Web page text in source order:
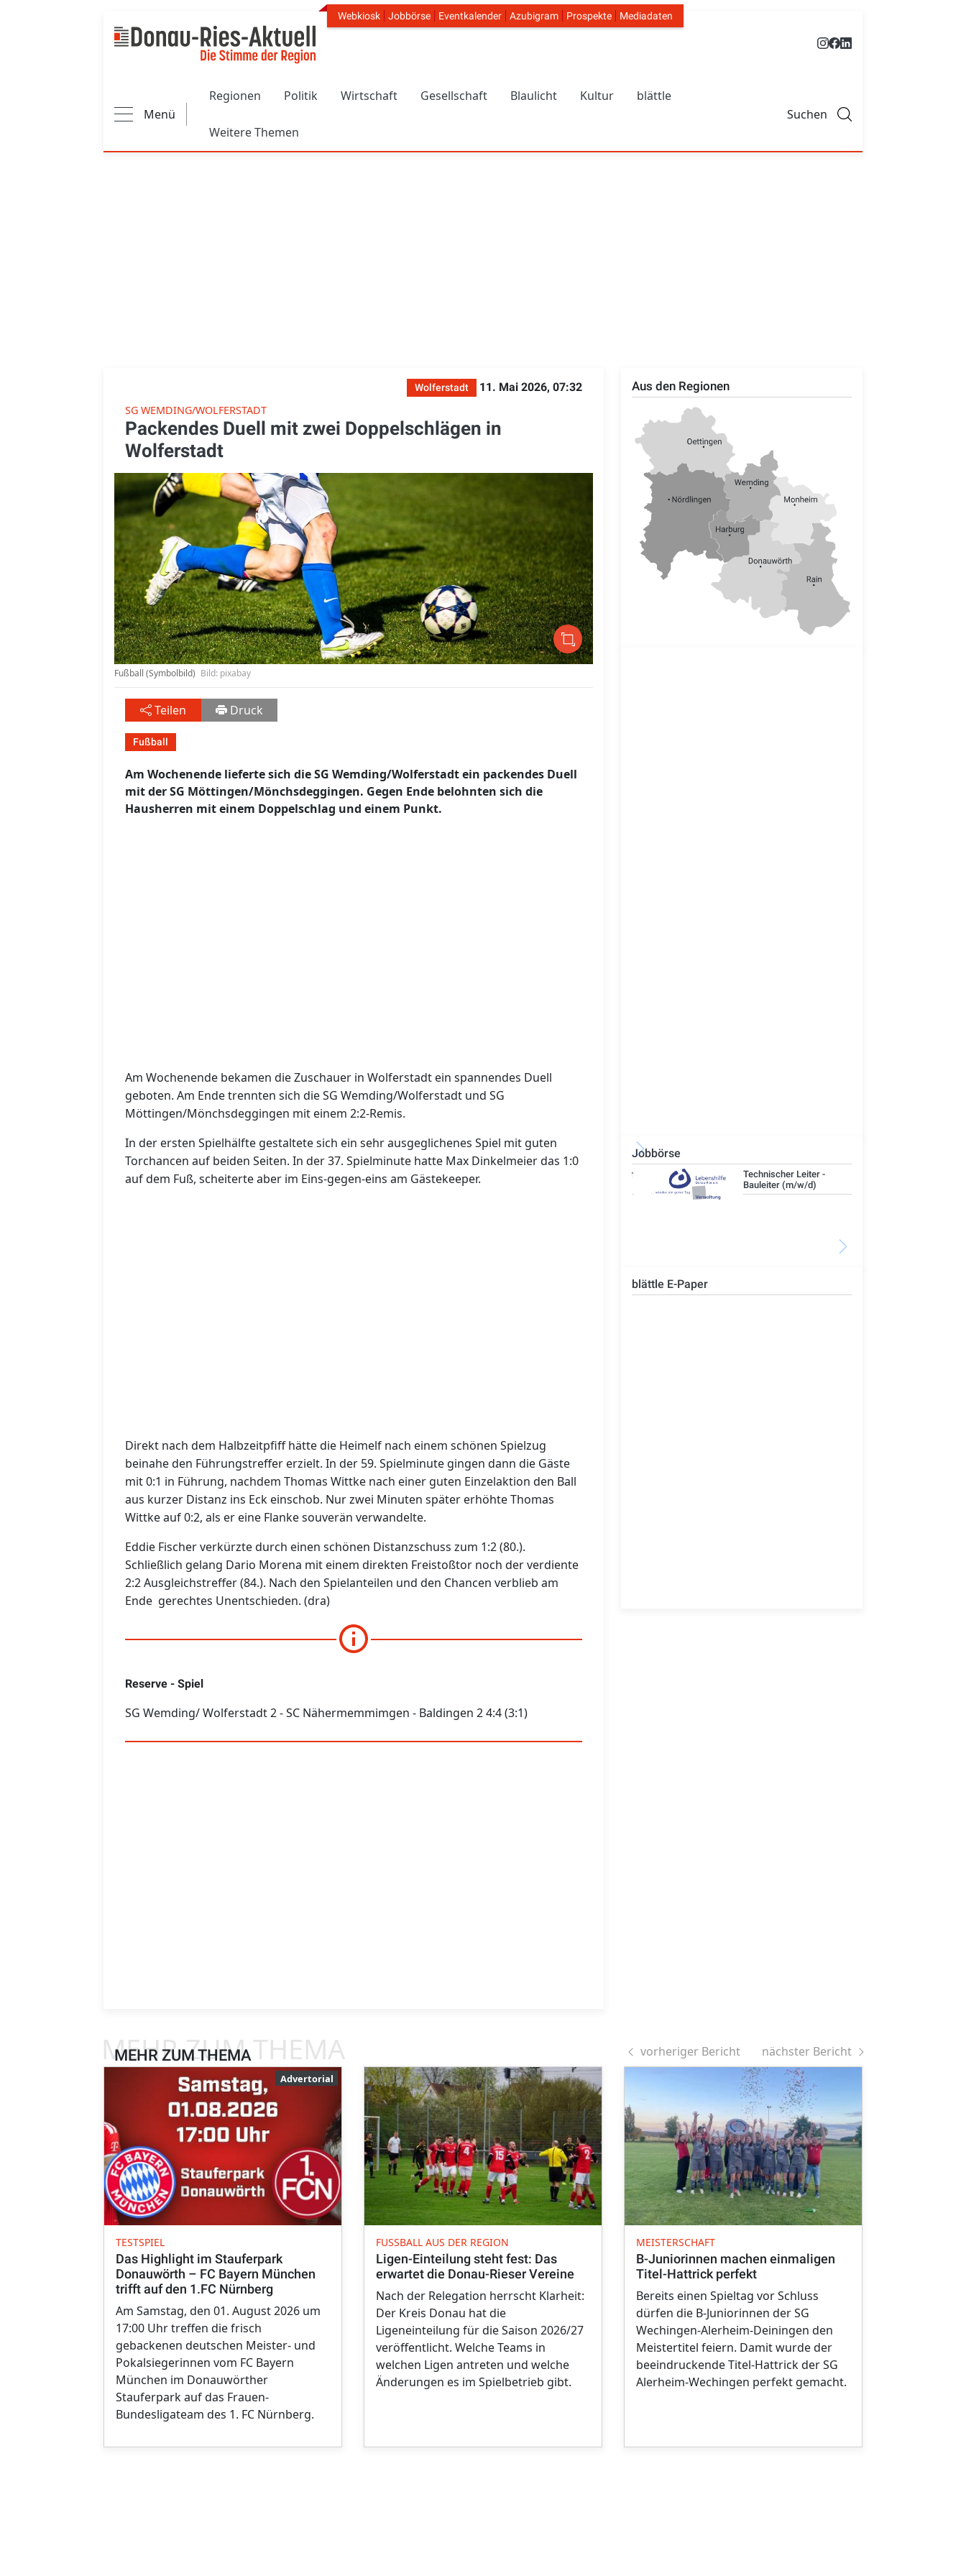
Header Navigation
Webkiosk Jobbörse Eventkalender Azubigram Prospekte Mediadaten
Menü
Regionen Politik Wirtschaft Gesellschaft Blaulicht Kultur blättle
Weitere Themen
Suchen
Wolferstadt
11. Mai 2026, 07:32
SG WEMDING/WOLFERSTADT
Packendes Duell mit zwei Doppelschlägen in
Wolferstadt
Fußball (Symbolbild) Bild: pixabay
Teilen Druck
Fußball
Am Wochenende lieferte sich die SG Wemding/Wolferstadt ein packendes Duell
mit der SG Möttingen/Mönchsdeggingen. Gegen Ende belohnten sich die
Hausherren mit einem Doppelschlag und einem Punkt.
Am Wochenende bekamen die Zuschauer in Wolferstadt ein spannendes Duell
geboten. Am Ende trennten sich die SG Wemding/Wolferstadt und SG
Möttingen/Mönchsdeggingen mit einem 2:2-Remis.
In der ersten Spielhälfte gestaltete sich ein sehr ausgeglichenes Spiel mit guten
Torchancen auf beiden Seiten. In der 37. Spielminute hatte Max Dinkelmeier das 1:0
auf dem Fuß, scheiterte aber im Eins-gegen-eins am Gästekeeper.
Direkt nach dem Halbzeitpfiff hätte die Heimelf nach einem schönen Spielzug
beinahe den Führungstreffer erzielt. In der 59. Spielminute gingen dann die Gäste
mit 0:1 in Führung, nachdem Thomas Wittke nach einer guten Einzelaktion den Ball
aus kurzer Distanz ins Eck einschob. Nur zwei Minuten später erhöhte Thomas
Wittke auf 0:2, als er eine Flanke souverän verwandelte.
Eddie Fischer verkürzte durch einen schönen Distanzschuss zum 1:2 (80.).
Schließlich gelang Dario Morena mit einem direkten Freistoßtor noch der verdiente
2:2 Ausgleichstreffer (84.). Nach den Spielanteilen und den Chancen verblieb am
Ende gerechtes Unentschieden. (dra)
Reserve - Spiel
SG Wemding/ Wolferstadt 2 - SC Nähermemmimgen - Baldingen 2 4:4 (3:1)
Aus den Regionen
Jobbörse
Technischer Leiter -
Bauleiter (m/w/d)
blättle E-Paper
MEHR ZUM THEMA
MEHR ZUM THEMA vorheriger Bericht nächster Bericht
Advertorial
TESTSPIEL
Das Highlight im Stauferpark
Donauwörth – FC Bayern München
trifft auf den 1.FC Nürnberg
Am Samstag, den 01. August 2026 um
17:00 Uhr treffen die frisch
gebackenen deutschen Meister- und
Pokalsiegerinnen vom FC Bayern
München im Donauwörther
Stauferpark auf das Frauen-
Bundesligateam des 1. FC Nürnberg.
FUSSBALL AUS DER REGION
Ligen-Einteilung steht fest: Das
erwartet die Donau-Rieser Vereine
Nach der Relegation herrscht Klarheit:
Der Kreis Donau hat die
Ligeneinteilung für die Saison 2026/27
veröffentlicht. Welche Teams in
welchen Ligen antreten und welche
Änderungen es im Spielbetrieb gibt.
MEISTERSCHAFT
B-Juniorinnen machen einmaligen
Titel-Hattrick perfekt
Bereits einen Spieltag vor Schluss
dürfen die B-Juniorinnen der SG
Wechingen-Alerheim-Deiningen den
Meistertitel feiern. Damit wurde der
beeindruckende Titel-Hattrick der SG
Alerheim-Wechingen perfekt gemacht.